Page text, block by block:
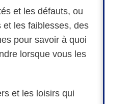
et les défauts, ou
et les faiblesses, des
pour savoir à quoi
lorsque vous les
et les loisirs qui